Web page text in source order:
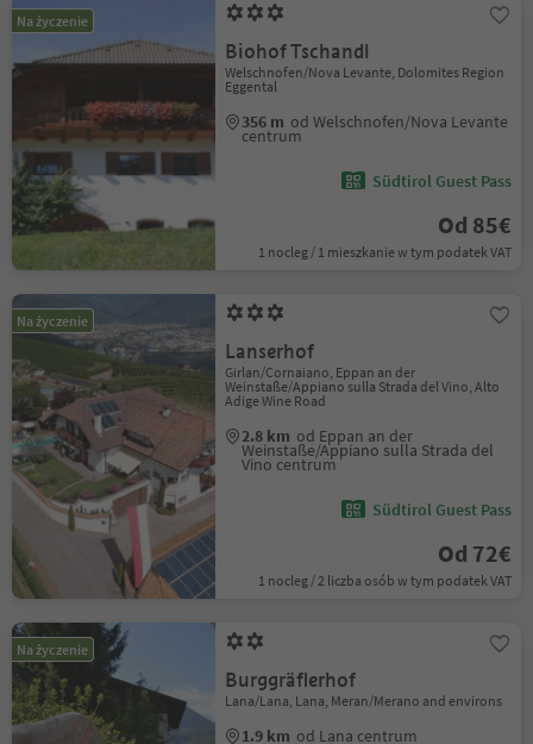
Na życzenie
Biohof Tschandl
Welschnofen/Nova Levante, Dolomites Region
Eggental
356 m od Welschnofen/Nova Levante
centrum
Südtirol Guest Pass
Od 85€
1 nocleg / 1 mieszkanie w tym podatek VAT
Na życzenie
Lanserhof
Girlan/Cornaiano, Eppan an der
Weinstaße/Appiano sulla Strada del Vino, Alto
Adige Wine Road
2.8 km od Eppan an der
Weinstaße/Appiano sulla Strada del
Vino centrum
Südtirol Guest Pass
Od 72€
1 nocleg / 2 liczba osób w tym podatek VAT
Na życzenie
Burggräflerhof
Lana/Lana, Lana, Meran/Merano and environs
1.9 km od Lana centrum